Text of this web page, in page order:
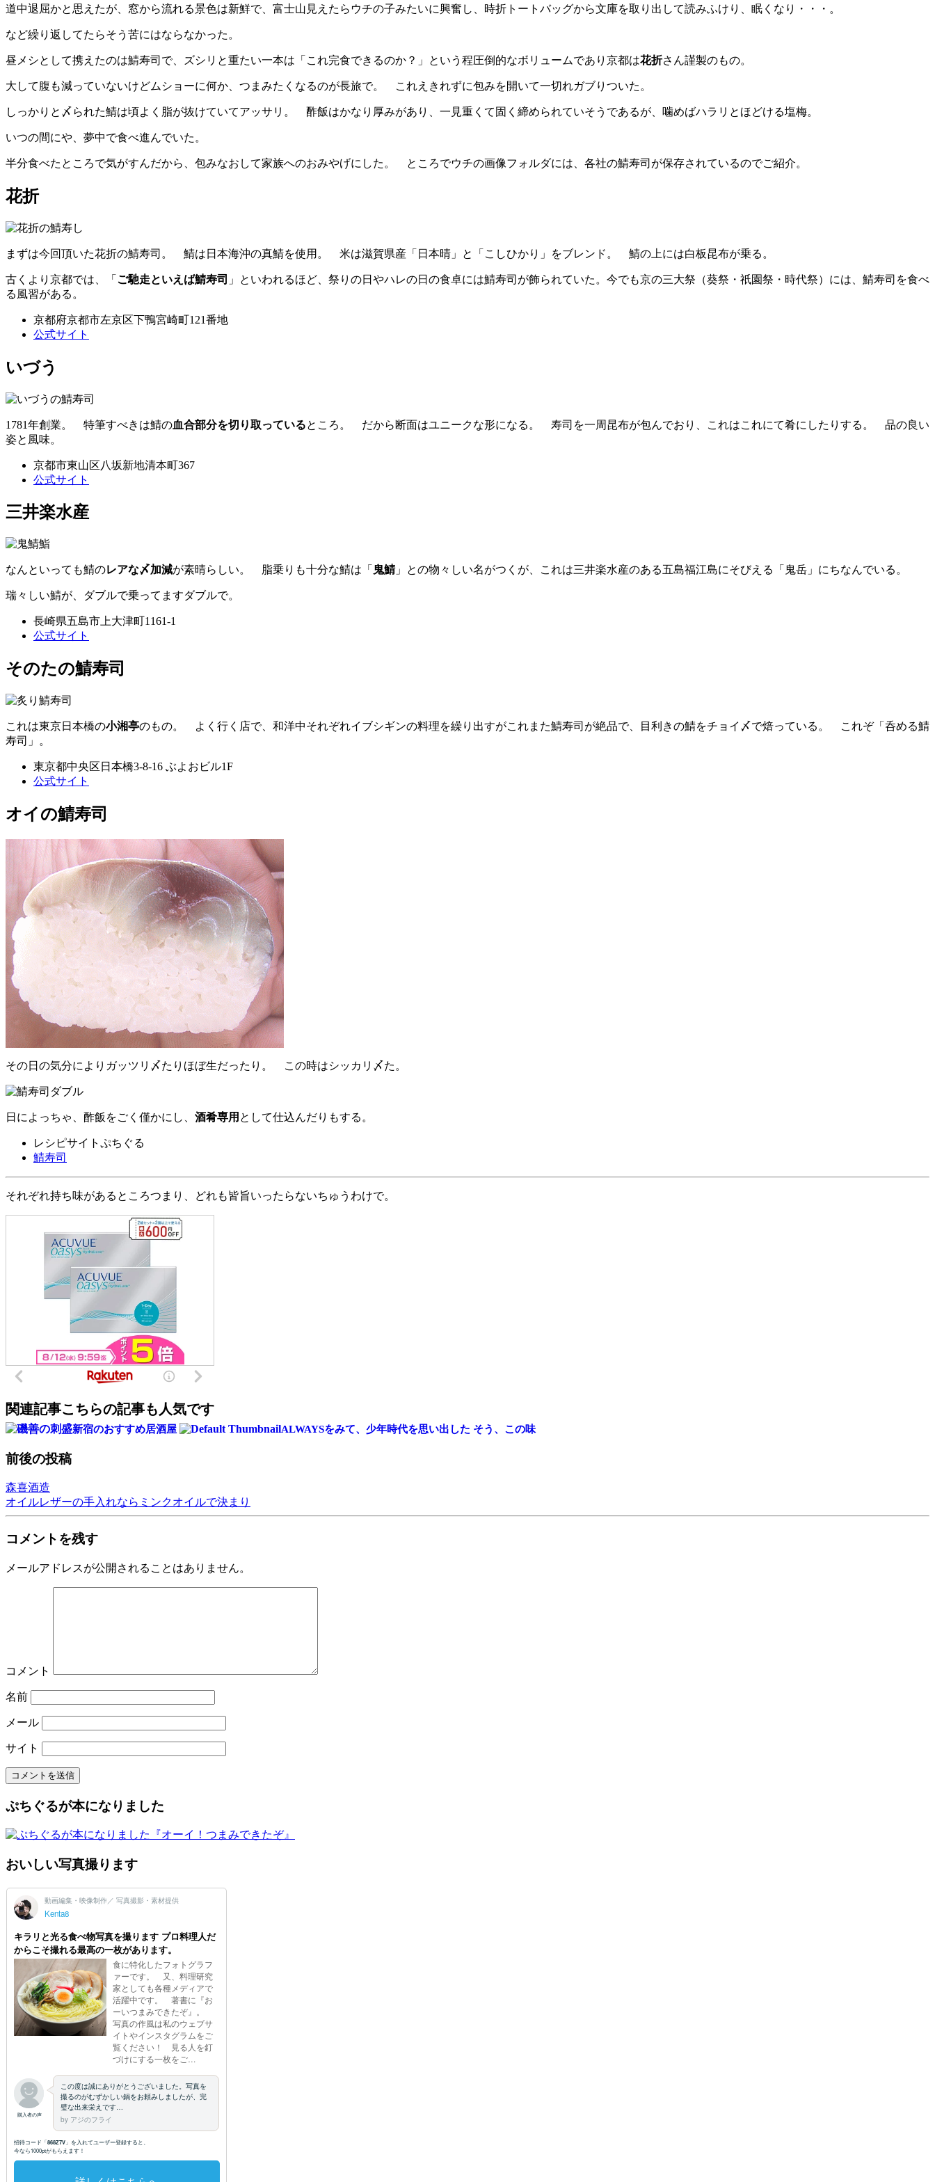
道中退屈かと思えたが、窓から流れる景色は新鮮で、富士山見えたらウチの子みたいに興奮し、時折トートバッグから文庫を取り出して読みふけり、眠くなり・・・。
など繰り返してたらそう苦にはならなかった。
昼メシとして携えたのは鯖寿司で、ズシリと重たい一本は「これ完食できるのか？」という程圧倒的なボリュームであり京都は花折さん謹製のもの。
大して腹も減っていないけどムショーに何か、つまみたくなるのが長旅で。 これえきれずに包みを開いて一切れガブりついた。
しっかりと〆られた鯖は頃よく脂が抜けていてアッサリ。 酢飯はかなり厚みがあり、一見重くて固く締められていそうであるが、噛めばハラリとほどける塩梅。
いつの間にや、夢中で食べ進んでいた。
半分食べたところで気がすんだから、包みなおして家族へのおみやげにした。 ところでウチの画像フォルダには、各社の鯖寿司が保存されているのでご紹介。
花折
まずは今回頂いた花折の鯖寿司。 鯖は日本海沖の真鯖を使用。 米は滋賀県産「日本晴」と「こしひかり」をブレンド。 鯖の上には白板昆布が乗る。
古くより京都では、「 ご馳走といえば鯖寿司 」といわれるほど、祭りの日やハレの日の食卓には鯖寿司が飾られていた。今でも京の三大祭（葵祭・祇園祭・時代祭）には、鯖寿司を食べ
る風習がある。
京都府京都市左京区下鴨宮崎町121番地
公式サイト
いづう
1781年創業。 特筆すべきは鯖の血合部分を切り取っているところ。 だから断面はユニークな形になる。 寿司を一周昆布が包んでおり、これはこれにて肴にしたりする。 品の良い
姿と風味。
京都市東山区八坂新地清本町367
公式サイト
三井楽水産
なんといっても鯖のレアな〆加減が素晴らしい。 脂乗りも十分な鯖は「 鬼鯖」との物々しい名がつくが、これは三井楽水産のある五島福江島にそびえる「鬼岳」にちなんでいる。
瑞々しい鯖が、ダブルで乗ってますダブルで。
長崎県五島市上大津町1161-1
公式サイト
そのたの鯖寿司
これは東京日本橋の小湘亭のもの。 よく行く店で、和洋中それぞれイブシギンの料理を繰り出すがこれまた鯖寿司が絶品で、目利きの鯖をチョイ〆で焙っている。 これぞ「呑める鯖
寿司」。
東京都中央区日本橋3-8-16 ぶよおビル1F
公式サイト
オイの鯖寿司
その日の気分によりガッツリ〆たりほぼ生だったり。 この時はシッカリ〆た。
日によっちゃ、酢飯をごく僅かにし、 酒肴専用 として仕込んだりもする。
レシピサイトぷちぐる
鯖寿司
それぞれ持ち味があるところつまり、どれも皆旨いったらないちゅうわけで。
関連記事こちらの記事も人気です
新宿のおすすめ居酒屋 ALWAYSをみて、少年時代を思い出した そう、この味
前後の投稿
森喜酒造
オイルレザーの手入れならミンクオイルで決まり
コメントを残す
メールアドレスが公開されることはありません。
コメント
名前
メール
サイト
ぷちぐるが本になりました
おいしい写真撮ります